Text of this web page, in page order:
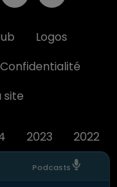
Podcasts
Logos
Confidentialité
site
2023 2022